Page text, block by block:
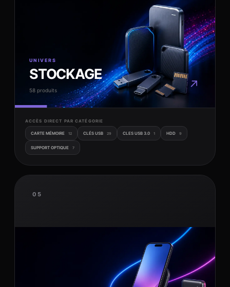
UNIVERS
STOCKAGE
58 produits ↗
ACCÈS DIRECT PAR CATÉGORIE
CARTE MÉMOIRE 12 CLÉS USB 29 CLES USB 3.0 1 HDD 9
SUPPORT OPTIQUE 7
05